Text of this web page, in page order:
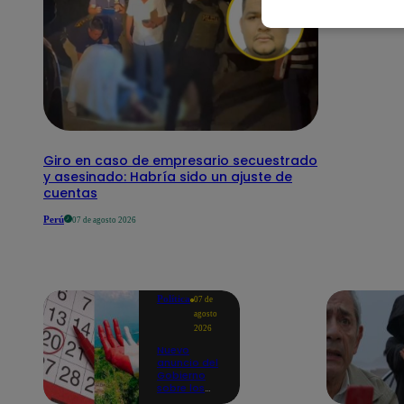
Giro en caso de empresario secuestrado
y asesinado: Habría sido un ajuste de
cuentas
Perú 07 de agosto 2026
Política 07 de
agosto
2026
Nuevo
anuncio del
Gobierno
sobre los